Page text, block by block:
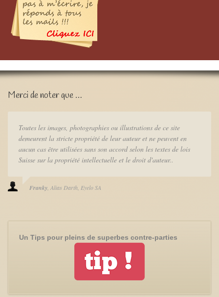
Merci de noter que …
Toutes les images, photographies ou illustrations de ce site
demeurent la stricte propriété de leur auteur et ne peuvent en
aucun cas être utilisées sans son accord selon les textes de lois
Suisse sur la propriété intellectuelle et le droit d'auteur..
Franky Alias Darth Eyelo SA
Un Tips pour pleins de superbes contre-parties